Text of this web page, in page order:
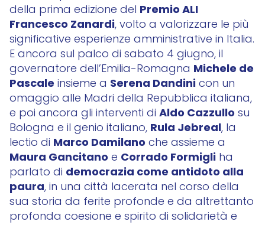
della prima edizione del Premio ALI
Francesco Zanardi, volto a valorizzare le più
significative esperienze amministrative in Italia.
E ancora sul palco di sabato 4 giugno, il
governatore dell’Emilia-Romagna Michele de
Pascale insieme a Serena Dandinicon un
omaggio alle Madri della Repubblica italiana,
e poi ancora gli interventi di Aldo Cazzullo su
Bologna e il genio italiano, Rula Jebreal, la
lectio di Marco Damilano che assieme a
Maura Gancitano e Corrado Formigli ha
parlato di democrazia come antidoto alla
paura, in una città lacerata nel corso della
sua storia da ferite profonde e da altrettanto
profonda coesione e spirito di solidarietà e